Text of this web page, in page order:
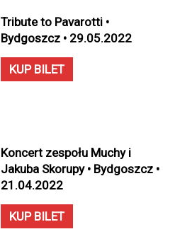
Tribute to Pavarotti •
Bydgoszcz • 29.05.2022
KUP BILET
Koncert zespołu Muchy i
Jakuba Skorupy • Bydgoszcz •
21.04.2022
KUP BILET